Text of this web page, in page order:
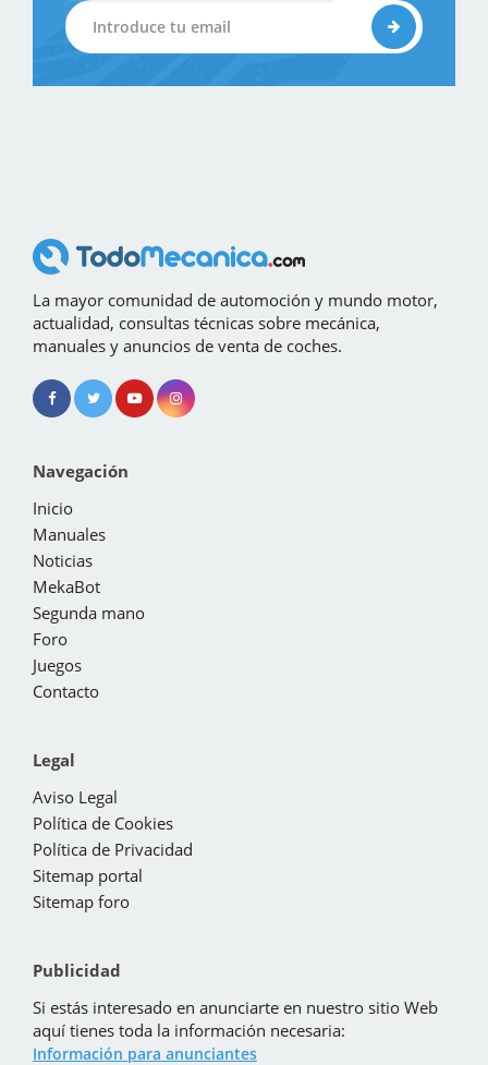
La mayor comunidad de automoción y mundo motor,
actualidad, consultas técnicas sobre mecánica,
manuales y anuncios de venta de coches.
Navegación
Inicio
Manuales
Noticias
MekaBot
Segunda mano
Foro
Juegos
Contacto
Legal
Aviso Legal
Política de Cookies
Política de Privacidad
Sitemap portal
Sitemap foro
Publicidad
Si estás interesado en anunciarte en nuestro sitio Web
aquí tienes toda la información necesaria:
Información para anunciantes